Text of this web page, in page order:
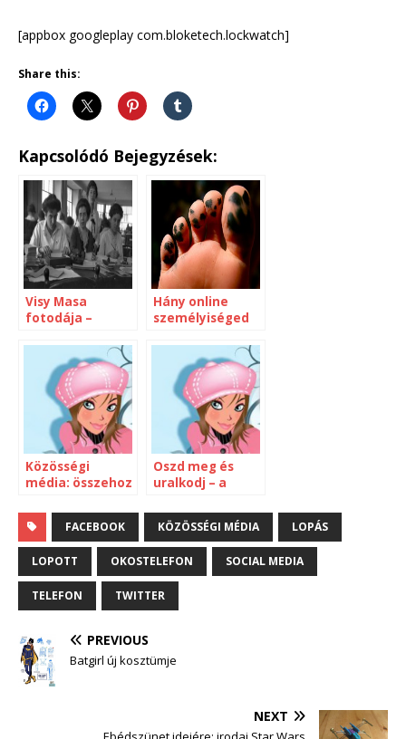
[appbox googleplay com.bloketech.lockwatch]
Share this:
Kapcsolódó Bejegyzések:
Visy Masa
fotodája –
Hány online
személyiséged
Közösségi
média: összehoz
Oszd meg és
uralkodj – a
újraelosztása
FACEBOOK KÖZÖSSÉGI MÉDIA LOPÁS
LOPOTT OKOSTELEFON SOCIAL MEDIA
TELEFON TWITTER
PREVIOUS
Batgirl új kosztümje
NEXT